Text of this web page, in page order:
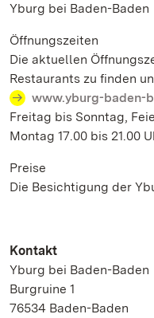
Yburg bei Baden-Baden
Öffnungszeiten
Die aktuellen
Restaurants zu finden
www.yburg-baden-
Freitag bis Sonntag,
Montag 17.00 bis 21.00
Preise
Die Besichtigung der
Kontakt
Yburg bei Baden-Baden
Burgruine 1
76534 Baden-Baden